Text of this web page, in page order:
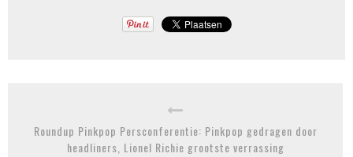
Roundup Pinkpop Persconferentie: Pinkpop gedragen door
headliners, Lionel Richie grootste verrassing